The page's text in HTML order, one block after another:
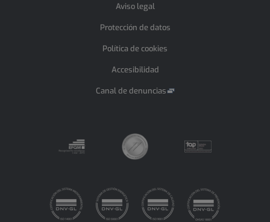
Aviso legal
Protección de datos
Política de cookies
Accesibilidad
Canal de denuncias